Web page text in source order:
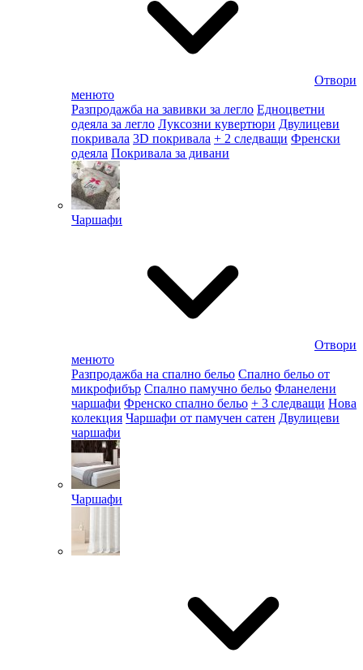
Отвори
менюто
Разпродажба на завивки за легло Едноцветни
одеяла за легло Луксозни кувертюри Двулицеви
покривала 3D покривала + 2 следващи Френски
одеяла Покривала за дивани
Чаршафи
Отвори
менюто
Разпродажба на спално бельо Спално бельо от
микрофибър Спално памучно бельо Фланелени
чаршафи Френско спално бельо + 3 следващи Нова
колекция Чаршафи от памучен сатен Двулицеви
чаршафи
Чаршафи